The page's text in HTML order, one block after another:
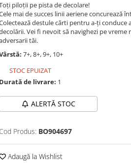
piloții pe pista de decolare!
mai de succes linii aeriene concurează
destule cărti pentru a-ți
Vei fi nevoit să navighezi pe
tăi.
7+, 8+, 9+, 10+
STOC EPUIZAT
Durată de livrare: 1
ALERTĂ STOC
Cod Produs: BO904697
Adaugă la Wishlist